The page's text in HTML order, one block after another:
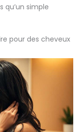
qu’un simple
pour des cheveux